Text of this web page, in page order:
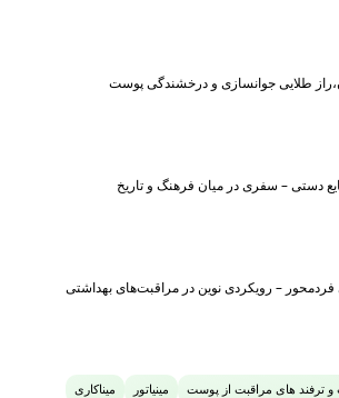
طلایی جوانسازی و درخشندگی پوست
دستی – سفری در میان فرهنگ و تاریخ
– رویکردی نوین در مراقبت‌های بهداشتی
و ترفند های مراقبت از پوست مینیاتور
میناکاری